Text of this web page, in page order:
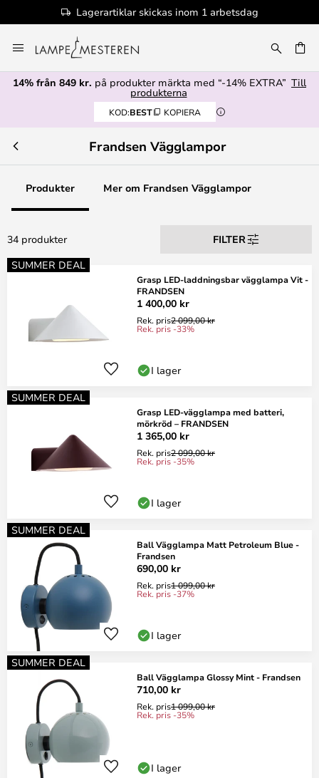
Lagerartiklar skickas inom 1 arbetsdag
till
innehållet
14% från 849 kr. på produkter märkta med “-14% EXTRA” Till
produkterna
KOD:BEST KOPIERA
Frandsen Vägglampor
Produkter Mer om Frandsen Vägglampor
34 produkter
FILTER
SUMMER DEAL
Grasp LED-laddningsbar vägglampa Vit -
FRANDSEN
1 400,00 kr
Rek. pris2 099,00 kr
Rek. pris -33%
I lager
SUMMER DEAL
Grasp LED-vägglampa med batteri,
mörkröd – FRANDSEN
1 365,00 kr
Rek. pris2 099,00 kr
Rek. pris -35%
I lager
SUMMER DEAL
Ball Vägglampa Matt Petroleum Blue -
Frandsen
690,00 kr
Rek. pris1 099,00 kr
Rek. pris -37%
I lager
SUMMER DEAL
Ball Vägglampa Glossy Mint - Frandsen
710,00 kr
Rek. pris1 099,00 kr
Rek. pris -35%
I lager